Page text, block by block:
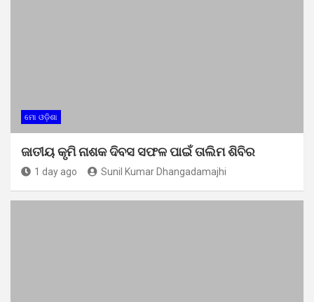
ମୋ ଓଡ଼ିଶା
ଜାତୀୟ କୃମି ନାଶକ ଦିବସ ସଫଳ ପାଇଁ ତାଲିମ ଶିବିର
1 day ago Sunil Kumar Dhangadamajhi